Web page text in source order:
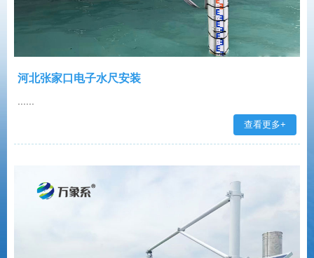
河北张家口电子水尺安装
查看更多+